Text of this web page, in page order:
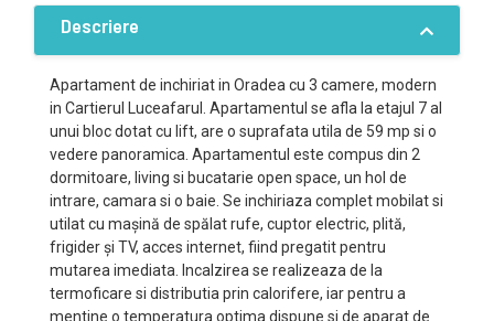
Descriere
Apartament de inchiriat in Oradea cu 3 camere, modern
in Cartierul Luceafarul. Apartamentul se afla la etajul 7 al
unui bloc dotat cu lift, are o suprafata utila de 59 mp si o
vedere panoramica. Apartamentul este compus din 2
dormitoare, living si bucatarie open space, un hol de
intrare, camara si o baie. Se inchiriaza complet mobilat si
utilat cu mașină de spălat rufe, cuptor electric, plită,
frigider și TV, acces internet, fiind pregatit pentru
mutarea imediata. Incalzirea se realizeaza de la
termoficare si distributia prin calorifere, iar pentru a
mentine o temperatura optima dispune si de aparat de